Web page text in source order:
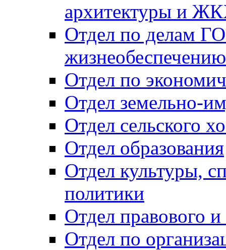
архитектуры и
Отдел по делам
Отдел по
Отдел земельно-
Отдел сельского
Отдел образования
Отдел культуры,
политики
Отдел правового
Отдел по